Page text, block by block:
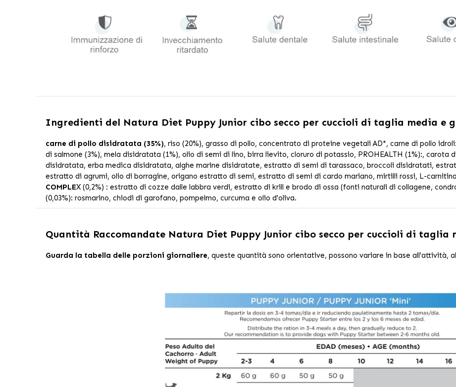
Ingredienti del Natura Diet Puppy Junior cibo secco per cuccioli di taglia media e
carne di pollo disidratata (35%), riso (20%), grasso di pollo, concentrato di proteine vegetali AD*, carne di pollo
di salmone (3%), mela disidratata (1%), olio di semi di lino, birra lievito, cloruro di potassio, PROHEALTH (1%):,
disidratata, erba medica disidratata, alghe marine disidratate, estratto di semi di tarassaco, broccoli disidratati,
estratto di agrumi, olio di borragine, origano estratto di semi, estratto di semi di cardo mariano, mirtilli rossi, L-
COMPLEX (0,2%) : estratto di cozze dalle labbra verdi, estratto di krill e brodo di ossa (fonti naturali di collagene,
(0,03%): rosmarino, chiodi di garofano, pompelmo, curcuma e olio d'oliva.
Quantità Raccomandate Natura Diet Puppy Junior cibo secco per cuccioli di taglia
Guarda la tabella delle porzioni giornaliere, queste quantità sono orientative, possono variare in base all'attività,